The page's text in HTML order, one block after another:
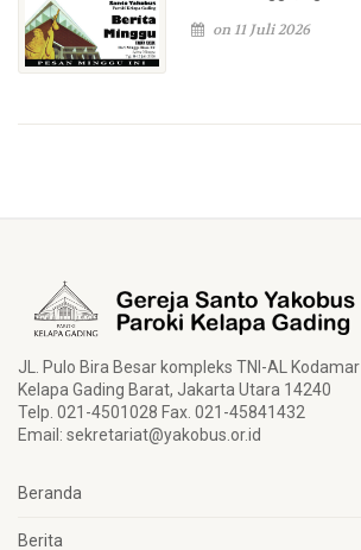
on 11 Juli 2026
JL. Pulo Bira Besar kompleks TNI-AL Kodamar
Kelapa Gading Barat, Jakarta Utara 14240
Telp. 021-4501028 Fax. 021-45841432
Email: sekretariat@yakobus.or.id
Beranda
Berita